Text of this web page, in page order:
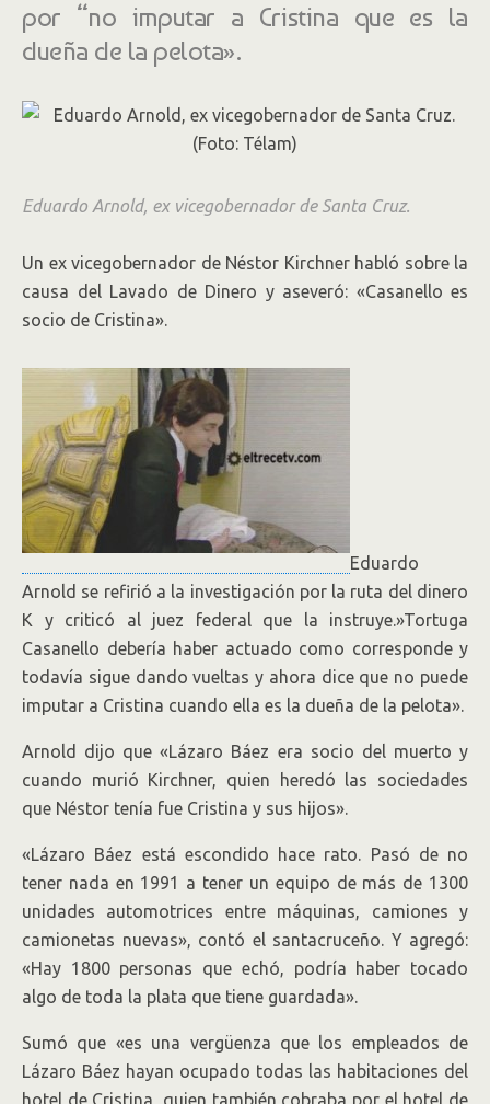
por “no imputar a Cristina que es la
dueña de la pelota».
Eduardo Arnold, ex vicegobernador de Santa Cruz.
Un ex vicegobernador de Néstor Kirchner habló sobre la
causa del Lavado de Dinero y aseveró: «Casanello es
socio de Cristina».
Eduardo
Arnold se refirió a la investigación por la ruta del dinero
K y criticó al juez federal que la instruye.»Tortuga
Casanello debería haber actuado como corresponde y
todavía sigue dando vueltas y ahora dice que no puede
imputar a Cristina cuando ella es la dueña de la pelota».
Arnold dijo que «Lázaro Báez era socio del muerto y
cuando murió Kirchner, quien heredó las sociedades
que Néstor tenía fue Cristina y sus hijos».
«Lázaro Báez está escondido hace rato. Pasó de no
tener nada en 1991 a tener un equipo de más de 1300
unidades automotrices entre máquinas, camiones y
camionetas nuevas», contó el santacruceño. Y agregó:
«Hay 1800 personas que echó, podría haber tocado
algo de toda la plata que tiene guardada».
Sumó que «es una vergüenza que los empleados de
Lázaro Báez hayan ocupado todas las habitaciones del
hotel de Cristina, quien también cobraba por el hotel de